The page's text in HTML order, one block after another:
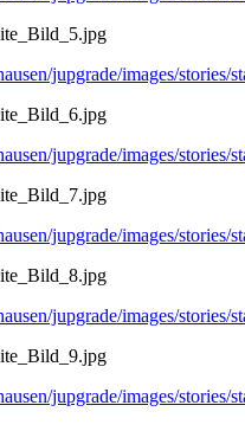
jupgrade/images/
jupgrade/images/
jupgrade/images/
jupgrade/images/
jupgrade/images/